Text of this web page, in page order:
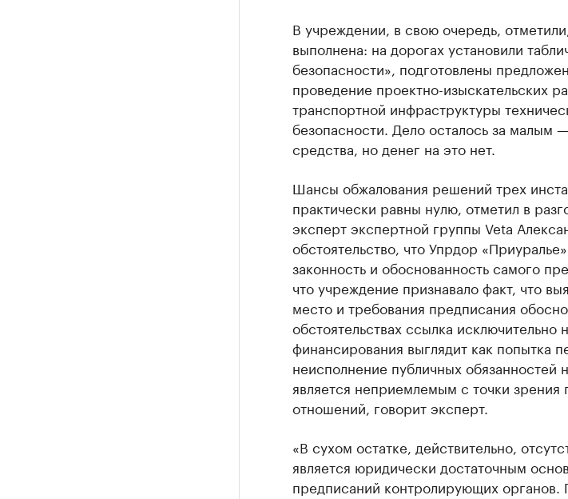
В учреждении, в свою очередь,
выполнена: на дорогах установили
безопасности», подготовлены
проведение проектно-изыскательских
транспортной инфраструктуры
безопасности. Дело осталось за малым
средства, но денег на это нет.
Шансы обжалования решений трех
практически равны нулю, отметил в
эксперт экспертной группы Veta
обстоятельство, что Упрдор
законность и обоснованность самого
что учреждение признавало факт, что
место и требования предписания
обстоятельствах ссылка исключительно
финансирования выглядит как попытка
неисполнение публичных обязанностей
является неприемлемым с точки зрения
отношений, говорит эксперт.
«В сухом остатке, действительно,
является юридически достаточным
предписаний контролирующих органов.